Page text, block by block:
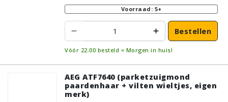
Voorraad: 5+
Bestellen
Vóór 22:00 besteld = Morgen in huis!
AEG ATF7640 (parketzuigmond
paardenhaar + vilten wieltjes, eigen
merk)